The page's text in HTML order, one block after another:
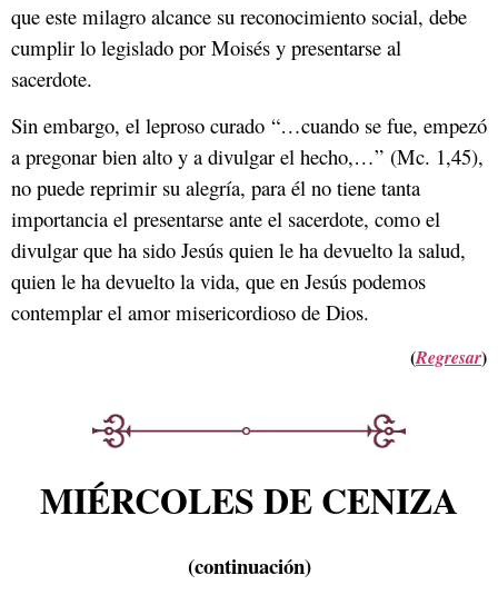
que este milagro alcance su reconocimiento social, debe
cumplir lo legislado por Moisés y presentarse al
sacerdote.
Sin embargo, el leproso curado “…cuando se fue, empezó
a pregonar bien alto y a divulgar el hecho,…” (Mc. 1,45),
no puede reprimir su alegría, para él no tiene tanta
importancia el presentarse ante el sacerdote, como el
divulgar que ha sido Jesús quien le ha devuelto la salud,
quien le ha devuelto la vida, que en Jesús podemos
contemplar el amor misericordioso de Dios.
(Regresar)
MIÉRCOLES DE CENIZA
(continuación)